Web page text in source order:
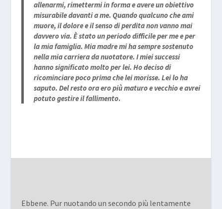
allenarmi, rimettermi in forma e avere un obiettivo
misurabile davanti a me. Quando qualcuno che ami
muore, il dolore e il senso di perdita non vanno mai
davvero via. È stato un periodo difficile per me e per
la mia famiglia. Mia madre mi ha sempre sostenuto
nella mia carriera da nuotatore. I miei successi
hanno significato molto per lei. Ho deciso di
ricominciare poco prima che lei morisse. Lei lo ha
saputo. Del resto ora ero più maturo e vecchio e avrei
potuto gestire il fallimento.
Ebbene. Pur nuotando un secondo più lentamente